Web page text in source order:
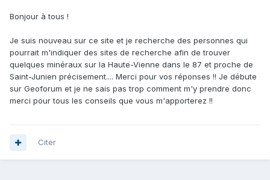
Bonjour à tous !
Je suis nouveau sur ce site et je recherche des personnes qui
pourrait m'indiquer des sites de recherche afin de trouver
quelques minéraux sur la Haute-Vienne dans le 87 et proche de
Saint-Junien précisement.... Merci pour vos réponses !! Je débute
sur Geoforum et je ne sais pas trop comment m'y prendre donc
merci pour tous les conseils que vous m'apporterez !!
Citer